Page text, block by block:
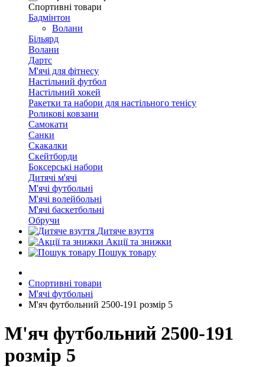
Спортивні товари
Бадмінтон
Волани
Більярд
Волани
Дартс
М'ячі для фітнесу
Настільний футбол
Настільний хокей
Ракетки та набори для настільного тенісу
Роликові ковзани
Самокати
Санки
Скакалки
Скейтборди
Боксерські набори
Дитячі м'ячі
М'ячі футбольні
М'ячі волейбольні
М'ячі баскетбольні
Обручи
Дитяче взуття
Акції та знижки
Пошук товару
Спортивні товари
М'ячі футбольні
М'яч футбольний 2500-191 розмір 5
М'яч футбольний 2500-191
розмір 5